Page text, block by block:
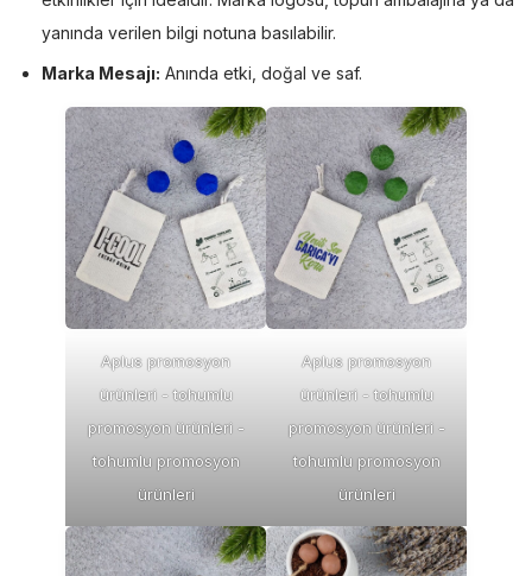
yanında verilen bilgi notuna basılabilir.
Marka Mesajı: Anında etki, doğal ve saf.
Aplus promosyon
ürünleri - tohumlu
promosyon ürünleri -
tohumlu promosyon
ürünleri
Aplus promosyon
ürünleri - tohumlu
promosyon ürünleri -
tohumlu promosyon
ürünleri